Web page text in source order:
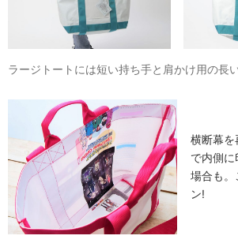
ラージトートには短い持ち手と肩かけ用の長
横断幕を
で内側に
場合も。
ン!